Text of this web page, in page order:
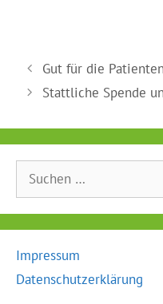
Gut für die
Stattliche Spende
nach:
Impressum
Datenschutzerklärung